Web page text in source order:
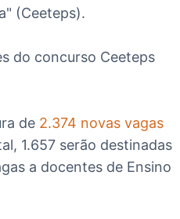
(Ceeteps).
do concurso Ceeteps
de 2.374 novas vagas
1.657 serão destinadas
a docentes de Ensino